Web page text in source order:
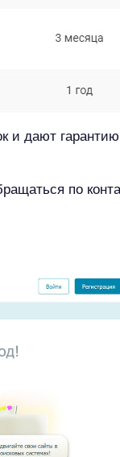
и дают
по